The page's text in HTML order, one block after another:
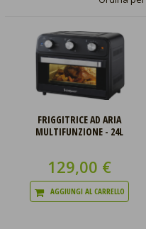
FRIGGITRICE AD ARIA
MULTIFUNZIONE - 24L
129,00 €
AGGIUNGI AL CARRELLO